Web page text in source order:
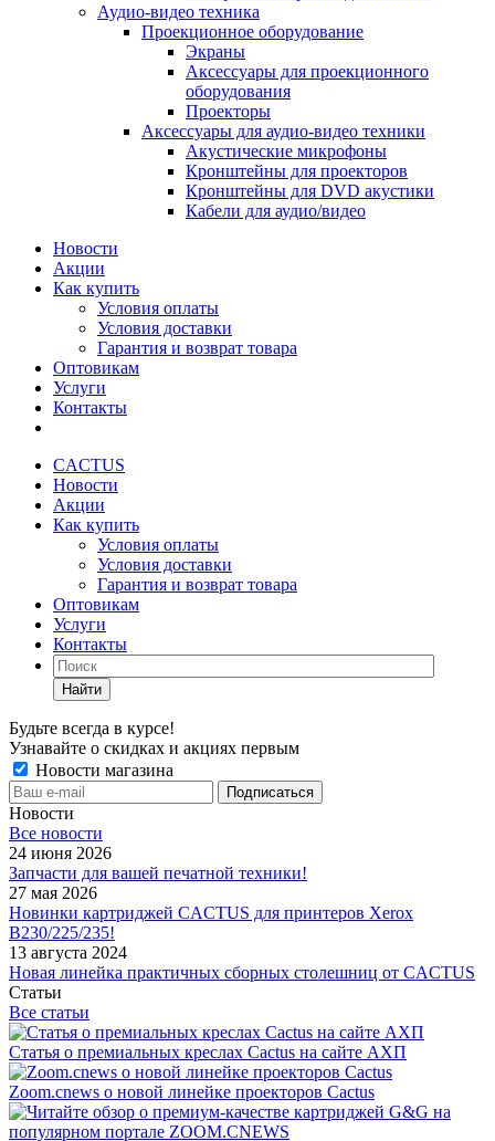
Аудио-видео техника
Проекционное оборудование
Экраны
Аксессуары для проекционного
оборудования
Проекторы
Аксессуары для аудио-видео техники
Акустические микрофоны
Кронштейны для проекторов
Кронштейны для DVD акустики
Кабели для аудио/видео
Новости
Акции
Как купить
Условия оплаты
Условия доставки
Гарантия и возврат товара
Оптовикам
Услуги
Контакты
CACTUS
Новости
Акции
Как купить
Условия оплаты
Условия доставки
Гарантия и возврат товара
Оптовикам
Услуги
Контакты
Найти
Будьте всегда в курсе!
Узнавайте о скидках и акциях первым
Новости магазина
Новости
Все новости
24 июня 2026
Запчасти для вашей печатной техники!
27 мая 2026
Новинки картриджей CACTUS для принтеров Xerox
B230/225/235!
13 августа 2024
Новая линейка практичных сборных столешниц от CACTUS
Статьи
Все статьи
Статья о премиальных креслах Cactus на сайте АХП
Zoom.cnews о новой линейке проекторов Cactus